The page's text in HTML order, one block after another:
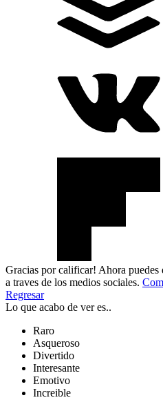
Gracias por calificar! Ahora puedes
a traves de los medios sociales.
Regresar
Lo que acabo de ver es..
Raro
Asqueroso
Divertido
Interesante
Emotivo
Increible